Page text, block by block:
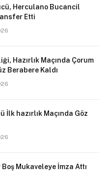
Herculano Bucancil
Etti
Hazırlık Maçında Çorum
Berabere Kaldı
İlk hazırlık Maçında Göz
Mukaveleye İmza Attı